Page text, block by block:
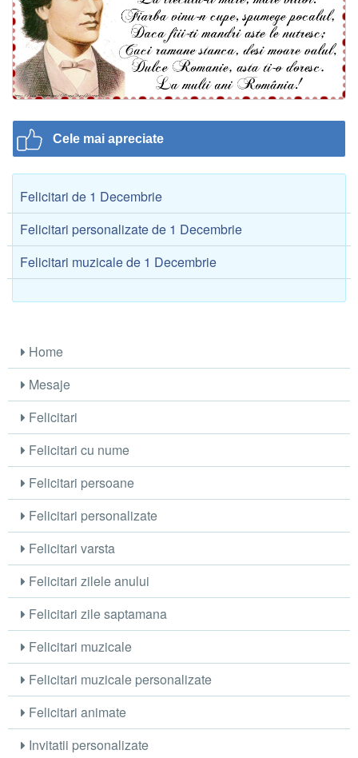
Cele mai apreciate
Felicitari de 1 Decembrie
Felicitari personalizate de 1 Decembrie
Felicitari muzicale de 1 Decembrie
Home
Mesaje
Felicitari
Felicitari cu nume
Felicitari persoane
Felicitari personalizate
Felicitari varsta
Felicitari zilele anului
Felicitari zile saptamana
Felicitari muzicale
Felicitari muzicale personalizate
Felicitari animate
Invitatii personalizate